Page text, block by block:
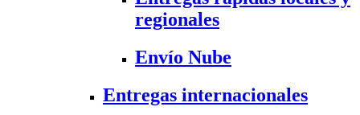
regionales
Envío Nube
Entregas internacionales